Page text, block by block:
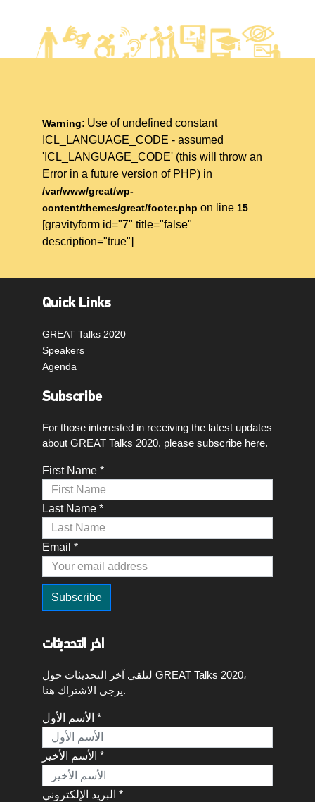
Warning: Use of undefined constant
ICL_LANGUAGE_CODE - assumed
'ICL_LANGUAGE_CODE' (this will throw an
Error in a future version of PHP) in
/var/www/great/wp-
content/themes/great/footer.php on line 15
[gravityform id="7" title="false"
description="true"]
Quick Links
GREAT Talks 2020
Speakers
Agenda
Subscribe
For those interested in receiving the latest updates
about GREAT Talks 2020, please subscribe here.
First Name *
Last Name *
Email *
اخر التحديثات
لتلقي آخر التحديثات حول GREAT Talks 2020،
يرجى الاشتراك هنا.
الأسم الأول *
الأسم الأخير *
البريد الإلكتروني *